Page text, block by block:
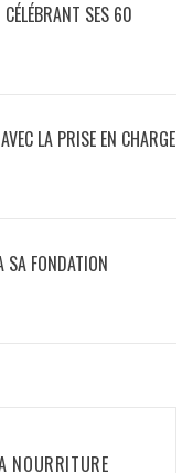
SES 60
LA PRISE EN CHARGE
SA FONDATION
NOURRITURE